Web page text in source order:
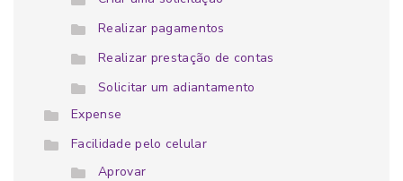
Realizar pagamentos
Realizar prestação de contas
Solicitar um adiantamento
Expense
Facilidade pelo celular
Aprovar